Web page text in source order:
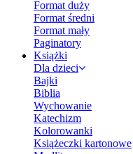
Format duży
Format średni
Format mały
Paginatory
Książki
Dla dzieci
Bajki
Biblia
Wychowanie
Katechizm
Kolorowanki
Książeczki kartonowe